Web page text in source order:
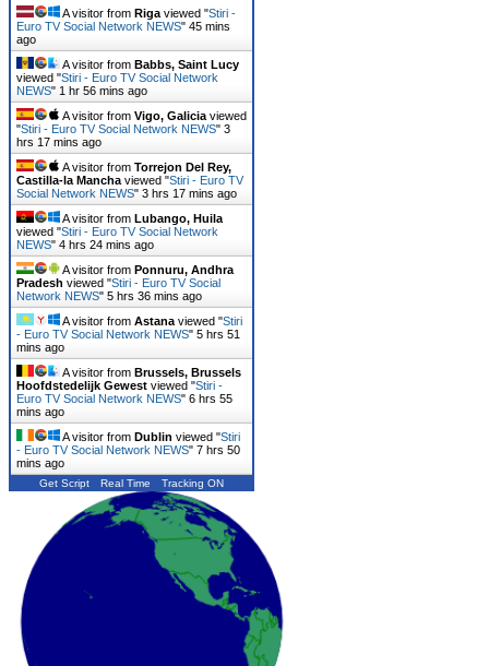
A visitor from Riga viewed "Stiri -
Euro TV Social Network NEWS" 45 mins
ago
A visitor from Babbs, Saint Lucy
viewed "Stiri - Euro TV Social Network
NEWS" 1 hr 56 mins ago
A visitor from Vigo, Galicia viewed
"Stiri - Euro TV Social Network NEWS" 3
hrs 17 mins ago
A visitor from Torrejon Del Rey,
Castilla-la Mancha viewed "Stiri - Euro TV
Social Network NEWS" 3 hrs 17 mins ago
A visitor from Lubango, Huila
viewed "Stiri - Euro TV Social Network
NEWS" 4 hrs 24 mins ago
A visitor from Ponnuru, Andhra
Pradesh viewed "Stiri - Euro TV Social
Network NEWS" 5 hrs 36 mins ago
A visitor from Astana viewed "Stiri
- Euro TV Social Network NEWS" 5 hrs 51
mins ago
A visitor from Brussels, Brussels
Hoofdstedelijk Gewest viewed "Stiri -
Euro TV Social Network NEWS" 6 hrs 55
mins ago
A visitor from Dublin viewed "Stiri
- Euro TV Social Network NEWS" 7 hrs 50
mins ago
Get Script Real Time Tracking ON